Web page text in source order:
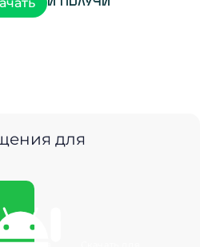
и получи
для
для